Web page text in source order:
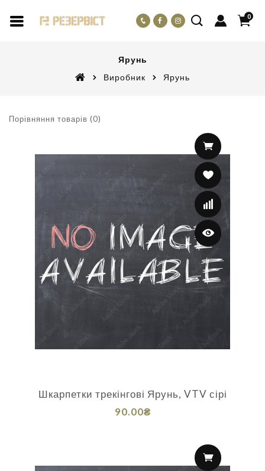
0
Ярунь
Виробник
Ярунь
Порівняння товарів (0)
Шкарпетки трекінгові Ярунь, VTV сірі
90.00₴